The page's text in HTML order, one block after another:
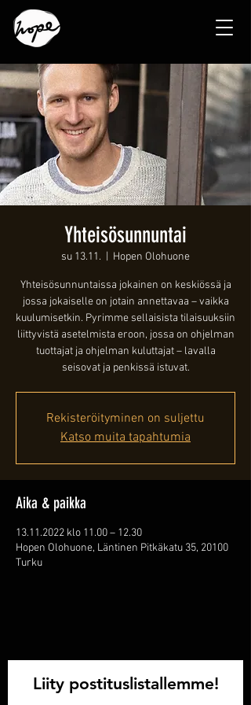
Yhteisösunnuntai
su 13.11. Hopen Olohuone
Yhteisösunnuntaissa jokainen on keskiössä ja
jossa jokaiselle on jotain annettavaa – vaikka
kuulumisetkin. Pyrimme sellaisista tilaisuuksiin
liittyvistä asetelmista eroon, jossa on ohjelman
tuottajat ja ohjelman kuluttajat – lavalla
seisovat ja penkissä istuvat.
Rekisteröityminen on suljettu
Katso muita tapahtumia
Aika & paikka
13.11.2022 klo 11.00 – 12.30
Hopen Olohuone, Läntinen Pitkäkatu 35, 20100
Turku
Liity postituslistallemme!